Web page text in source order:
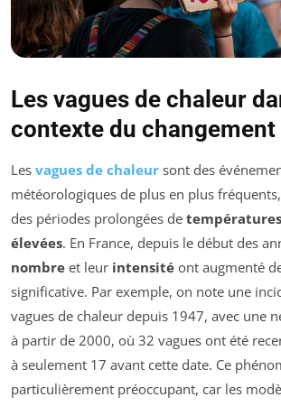
Les vagues de chaleur
contexte du
Les vagues de chaleur sont des
météorologiques de plus en plus
des périodes prolongées de
élevées. En France, depuis le début des
nombre et leur intensité ont augmenté
significative. Par exemple, on note une
vagues de chaleur depuis 1947, avec une
à partir de 2000, où 32 vagues ont été
à seulement 17 avant cette date. Ce
particulièrement préoccupant, car les